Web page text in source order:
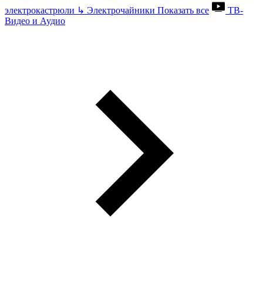
электрокастрюли ↳ Электрочайники Показать все
ТВ-
Видео и Аудио